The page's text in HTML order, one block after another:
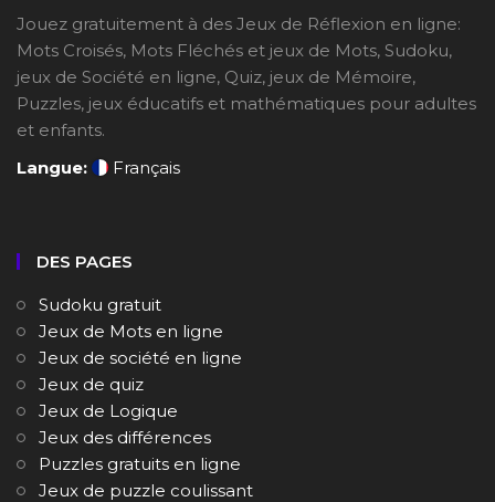
Jouez gratuitement à des Jeux de Réflexion en ligne:
Mots Croisés, Mots Fléchés et jeux de Mots, Sudoku,
jeux de Société en ligne, Quiz, jeux de Mémoire,
Puzzles, jeux éducatifs et mathématiques pour adultes
et enfants.
Langue:
Français
DES PAGES
Sudoku gratuit
Jeux de Mots en ligne
Jeux de société en ligne
Jeux de quiz
Jeux de Logique
Jeux des différences
Puzzles gratuits en ligne
Jeux de puzzle coulissant